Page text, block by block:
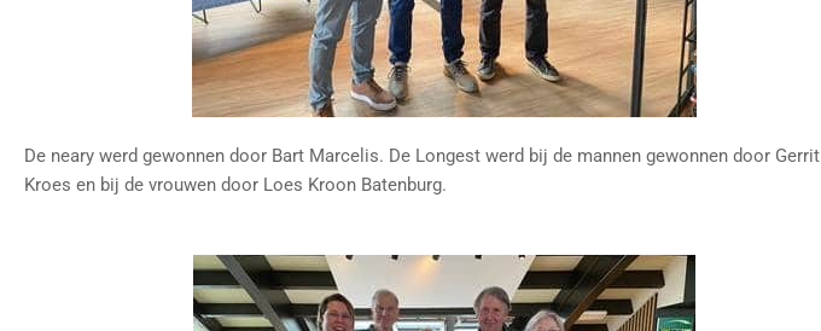
De neary werd gewonnen door Bart Marcelis. De Longest werd bij de mannen gewonnen door Gerrit
Kroes en bij de vrouwen door Loes Kroon Batenburg.